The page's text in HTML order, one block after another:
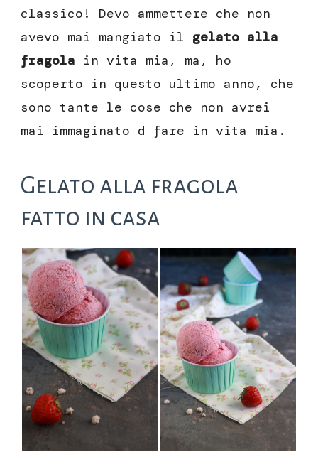
classico! Devo ammettere che non
avevo mai mangiato il gelato alla
fragola in vita mia, ma, ho
scoperto in questo ultimo anno, che
sono tante le cose che non avrei
mai immaginato d fare in vita mia.
Gelato alla fragola
fatto in casa